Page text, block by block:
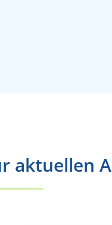
aktuellen